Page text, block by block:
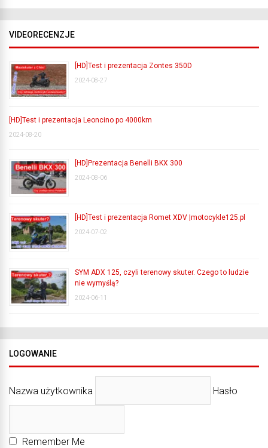
VIDEORECENZJE
[HD]Test i prezentacja Zontes 350D
2024-08-27
[HD]Test i prezentacja Leoncino po 4000km
2024-08-20
[HD]Prezentacja Benelli BKX 300
2024-08-06
[HD]Test i prezentacja Romet XDV |motocykle125.pl
2024-07-02
SYM ADX 125, czyli terenowy skuter. Czego to ludzie
nie wymyślą?
2024-06-11
LOGOWANIE
Nazwa użytkownika Hasło
Remember Me